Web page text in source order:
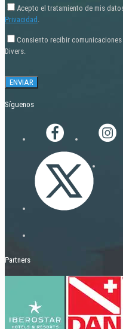
Acepto el tratamiento de mis
Privacidad
Consiento recibir
Divers.
Síguenos
Partners